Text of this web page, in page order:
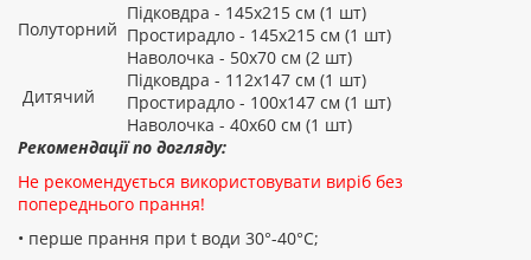
Полуторний
Підковдра - 145х215 см (1 шт)
Простирадло - 145х215 см (1 шт)
Наволочка - 50х70 см (2 шт)
Дитячий
Підковдра - 112х147 см (1 шт)
Простирадло - 100х147 см (1 шт)
Наволочка - 40х60 см (1 шт)
Рекомендації по догляду:
Не рекомендується використовувати виріб без
попереднього прання!
• перше прання при t води 30°-40°C;